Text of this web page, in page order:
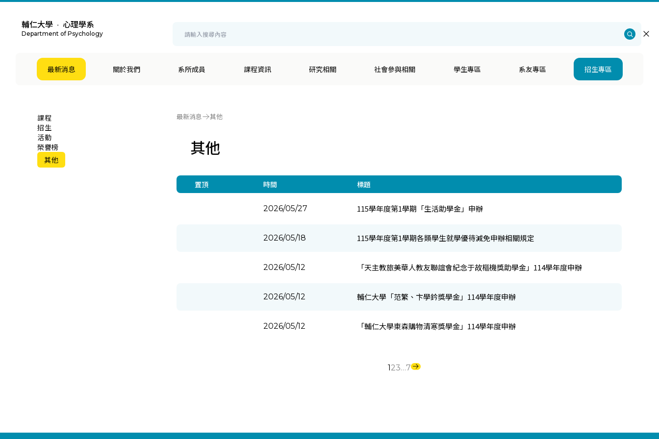
輔仁大學 ・ 心理學系
Department of Psychology
最新消息 關於我們 系所成員 課程資訊 研究相關 社會參與相關 學生專區 系友專區 招生專區
English
課程
招生
活動
榮譽榜
其他
最新消息 其他
其他
置頂 時間 標題
2026/05/27 115學年度第1學期「生活助學金」申辦
2026/05/18 115學年度第1學期各類學生就學優待減免申辦相關規定
2026/05/12 「天主教旅美華人教友聯誼會紀念于故樞機獎助學金」114學年度申辦
2026/05/12 輔仁大學「范繁、卞學鈐獎學金」114學年度申辦
2026/05/12 「輔仁大學東森購物清寒獎學金」114學年度申辦
123…7